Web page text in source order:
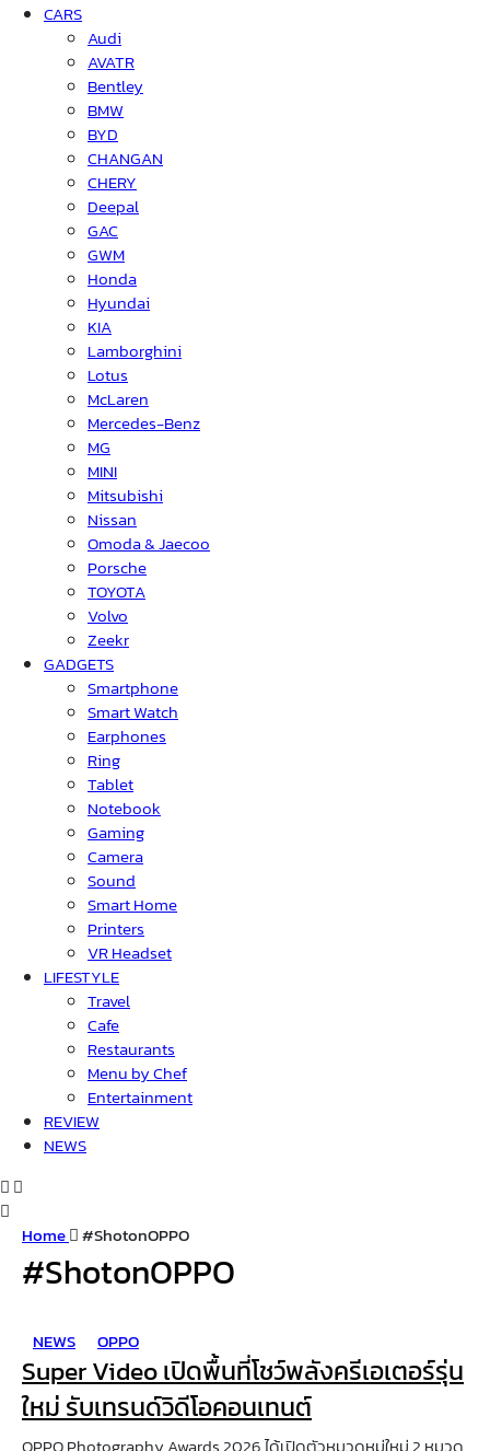
CARS
Audi
AVATR
Bentley
BMW
BYD
CHANGAN
CHERY
Deepal
GAC
GWM
Honda
Hyundai
KIA
Lamborghini
Lotus
McLaren
Mercedes-Benz
MG
MINI
Mitsubishi
Nissan
Omoda & Jaecoo
Porsche
TOYOTA
Volvo
Zeekr
GADGETS
Smartphone
Smart Watch
Earphones
Ring
Tablet
Notebook
Gaming
Camera
Sound
Smart Home
Printers
VR Headset
LIFESTYLE
Travel
Cafe
Restaurants
Menu by Chef
Entertainment
REVIEW
NEWS
Home #ShotonOPPO
#ShotonOPPO
NEWS OPPO
Super Video เปิดพื้นที่โชว์พลังครีเอเตอร์รุ่น
ใหม่ รับเทรนด์วิดีโอคอนเทนต์